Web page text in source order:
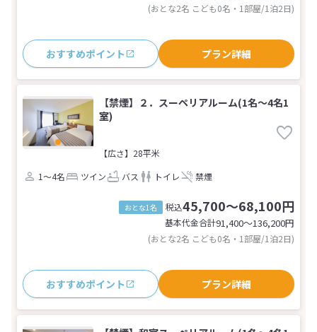
(おとな2名 こども0名・1部屋/1泊2日)
おすすめポイント プラン詳細
【禁煙】２．スーペリアルーム(1名～4名1
室)
【広さ】28平米
1～4名
ツイン バス トイレ 禁煙
おとな1名 税込45,700～68,100円
基本代金合計91,400〜136,200円
(おとな2名 こども0名・1部屋/1泊2日)
おすすめポイント プラン詳細